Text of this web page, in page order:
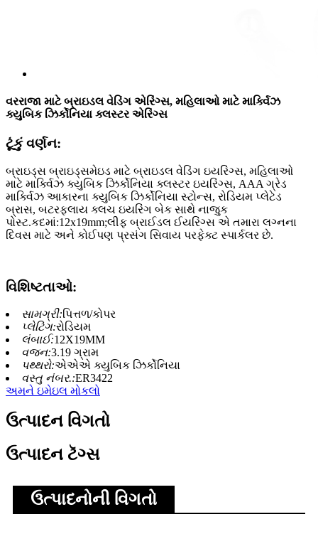
વરરાજા માટે બ્રાઇડલ વેડિંગ એરિંગ્સ, મહિલાઓ માટે માર્ક્વિઝ
ક્યુબિક ઝિર્કોનિયા ક્લસ્ટર એરિંગ્સ
ટૂંકું વર્ણન:
બ્રાઇડ્સ બ્રાઇડ્સમેઇડ માટે બ્રાઇડલ વેડિંગ ઇયરિંગ્સ, મહિલાઓ
માટે માર્ક્વિઝ ક્યુબિક ઝિર્કોનિયા ક્લસ્ટર ઇયરિંગ્સ, AAA ગ્રેડ
માર્ક્વિઝ આકારના ક્યુબિક ઝિર્કોનિયા સ્ટોન્સ, રોડિયમ પ્લેટેડ
બ્રાસ, બટરફ્લાય ક્લચ ઇયરિંગ બેક સાથે નાજુક
પોસ્ટ.કદમાં:12x19mm;લીફ બ્રાઈડલ ઈયરિંગ્સ એ તમારા લગ્નના
દિવસ માટે અને કોઈપણ પ્રસંગ સિવાય પરફેક્ટ સ્પાર્કલર છે.
વિશિષ્ટતાઓ:
સામગ્રી:પિત્તળ/કોપર
પ્લેટિંગ:રોડિયમ
લંબાઈ:12X19MM
વજન:3.19 ગ્રામ
પથ્થરો:એએએ ક્યુબિક ઝિર્કોનિયા
વસ્તુ નંબર.:ER3422
અમને ઇમેઇલ મોકલો
ઉત્પાદન વિગતો
ઉત્પાદન ટૅગ્સ
ઉત્પાદનોની વિગતો